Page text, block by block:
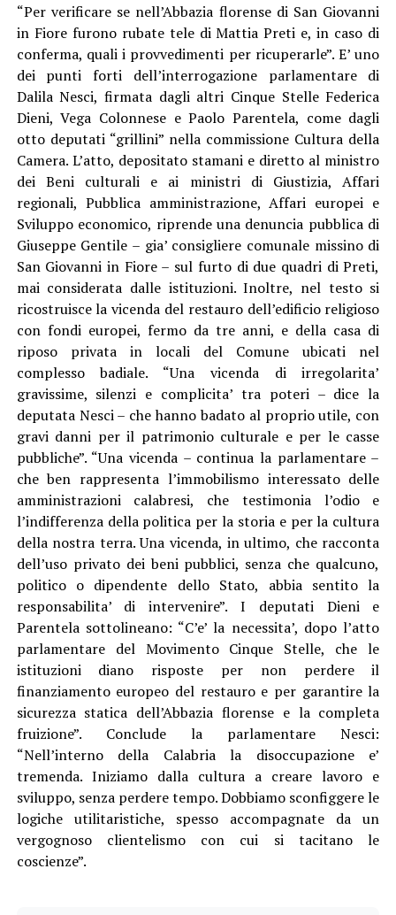
“Per verificare se nell’Abbazia florense di San Giovanni
in Fiore furono rubate tele di Mattia Preti e, in caso di
conferma, quali i provvedimenti per ricuperarle”. E’ uno
dei punti forti dell’interrogazione parlamentare di
Dalila Nesci, firmata dagli altri Cinque Stelle Federica
Dieni, Vega Colonnese e Paolo Parentela, come dagli
otto deputati “grillini” nella commissione Cultura della
Camera. L’atto, depositato stamani e diretto al ministro
dei Beni culturali e ai ministri di Giustizia, Affari
regionali, Pubblica amministrazione, Affari europei e
Sviluppo economico, riprende una denuncia pubblica di
Giuseppe Gentile – gia’ consigliere comunale missino di
San Giovanni in Fiore – sul furto di due quadri di Preti,
mai considerata dalle istituzioni. Inoltre, nel testo si
ricostruisce la vicenda del restauro dell’edificio religioso
con fondi europei, fermo da tre anni, e della casa di
riposo privata in locali del Comune ubicati nel
complesso badiale. “Una vicenda di irregolarita’
gravissime, silenzi e complicita’ tra poteri – dice la
deputata Nesci – che hanno badato al proprio utile, con
gravi danni per il patrimonio culturale e per le casse
pubbliche”. “Una vicenda – continua la parlamentare –
che ben rappresenta l’immobilismo interessato delle
amministrazioni calabresi, che testimonia l’odio e
l’indifferenza della politica per la storia e per la cultura
della nostra terra. Una vicenda, in ultimo, che racconta
dell’uso privato dei beni pubblici, senza che qualcuno,
politico o dipendente dello Stato, abbia sentito la
responsabilita’ di intervenire”. I deputati Dieni e
Parentela sottolineano: “C’e’ la necessita’, dopo l’atto
parlamentare del Movimento Cinque Stelle, che le
istituzioni diano risposte per non perdere il
finanziamento europeo del restauro e per garantire la
sicurezza statica dell’Abbazia florense e la completa
fruizione”. Conclude la parlamentare Nesci:
“Nell’interno della Calabria la disoccupazione e’
tremenda. Iniziamo dalla cultura a creare lavoro e
sviluppo, senza perdere tempo. Dobbiamo sconfiggere le
logiche utilitaristiche, spesso accompagnate da un
vergognoso clientelismo con cui si tacitano le
coscienze”.